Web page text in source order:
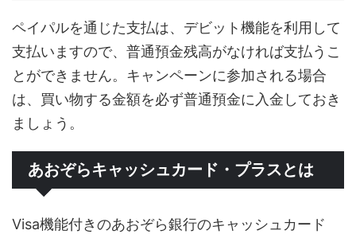
ペイパルを通じた支払は、デビット機能を利用して
支払いますので、普通預金残高がなければ支払うこ
とができません。キャンペーンに参加される場合
は、買い物する金額を必ず普通預金に入金しておき
ましょう。
あおぞらキャッシュカード・プラスとは
Visa機能付きのあおぞら銀行のキャッシュカード